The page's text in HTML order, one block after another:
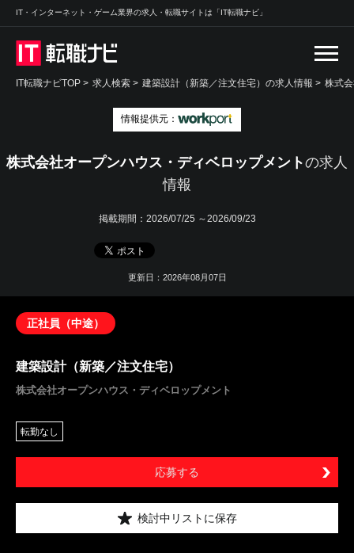
IT・インターネット・ゲーム業界の求人・転職サイトは「IT転職ナビ」
IT転職ナビTOP > 求人検索 > 建築設計（新築／注文住宅）の求人情報 > 株式
情報提供元：
株式会社オープンハウス・ディベロップメントの求人
情報
掲載期間： 2026/07/25 ～2026/09/23
更新日：2026年08月07日
正社員（中途）
建築設計（新築／注文住宅）
株式会社オープンハウス・ディベロップメント
転勤なし
応募する
検討中リストに保存